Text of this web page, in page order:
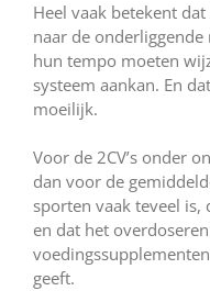
Heel vaak betekent
naar de onderliggende
hun tempo moeten
systeem aankan. En
moeilijk.
Voor de 2CV’s onder
dan voor de
sporten vaak teveel
en dat het overdoseren
geeft.